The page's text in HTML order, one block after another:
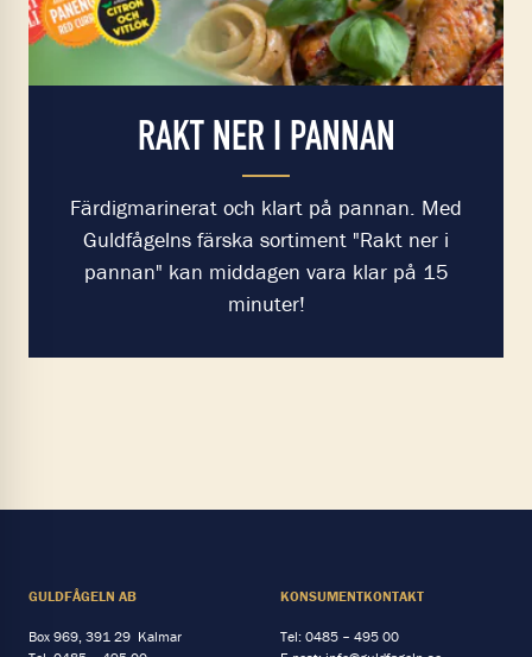
RAKT NER I PANNAN
Färdigmarinerat och klart på pannan. Med
Guldfågelns färska sortiment "Rakt ner i
pannan" kan middagen vara klar på 15
minuter!
GULDFÅGELN AB
Box 969, 391 29 Kalmar
KONSUMENTKONTAKT
Tel: 0485 – 495 00